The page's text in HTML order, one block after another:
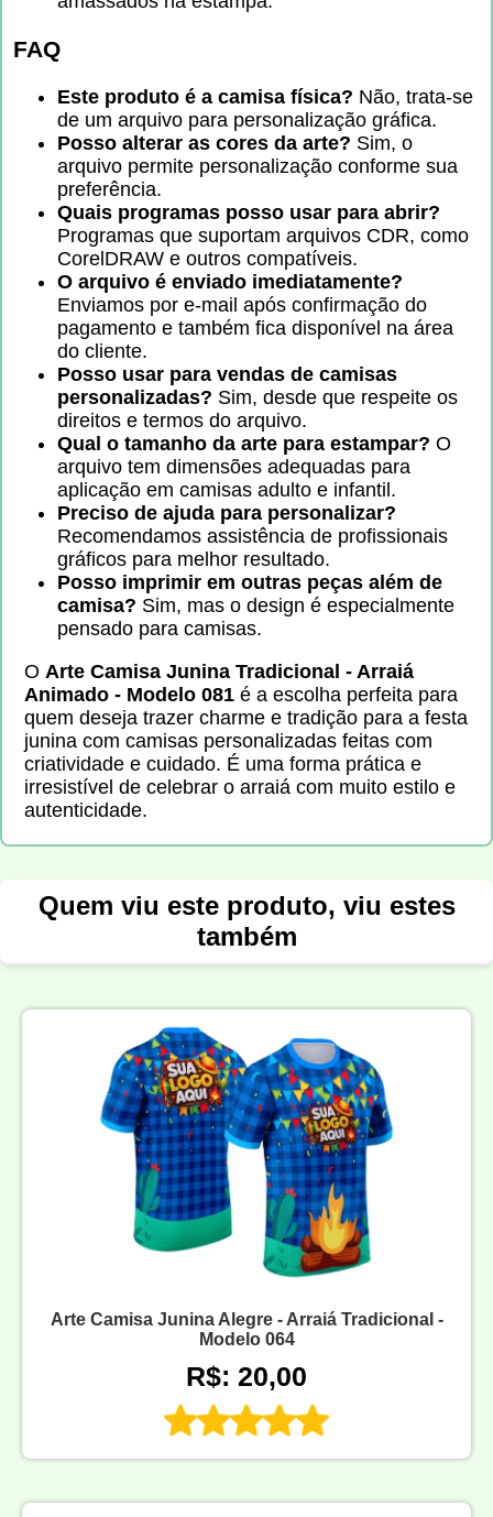
FAQ
Este produto é a camisa física? Não, trata-se
de um arquivo para personalização gráfica.
Posso alterar as cores da arte? Sim, o
arquivo permite personalização conforme sua
preferência.
Quais programas posso usar para abrir?
Programas que suportam arquivos CDR, como
CorelDRAW e outros compatíveis.
O arquivo é enviado imediatamente?
Enviamos por e-mail após confirmação do
pagamento e também fica disponível na área
do cliente.
Posso usar para vendas de camisas
personalizadas? Sim, desde que respeite os
direitos e termos do arquivo.
Qual o tamanho da arte para estampar? O
arquivo tem dimensões adequadas para
aplicação em camisas adulto e infantil.
Preciso de ajuda para personalizar?
Recomendamos assistência de profissionais
gráficos para melhor resultado.
Posso imprimir em outras peças além de
camisa? Sim, mas o design é especialmente
pensado para camisas.
O Arte Camisa Junina Tradicional - Arraiá
Animado - Modelo 081 é a escolha perfeita para
quem deseja trazer charme e tradição para a festa
junina com camisas personalizadas feitas com
criatividade e cuidado. É uma forma prática e
irresistível de celebrar o arraiá com muito estilo e
autenticidade.
Quem viu este produto, viu estes
também
Arte Camisa Junina Alegre - Arraiá Tradicional -
Modelo 064
R$: 20,00